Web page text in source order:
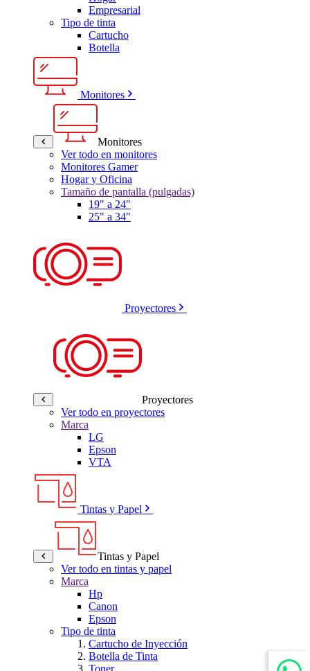
Empresarial
Tipo de tinta
Cartucho
Botella
Monitores
Monitores
Ver todo en monitores
Monitores Gamer
Hogar y Oficina
Tamaño de pantalla (pulgadas)
19" a 24"
25" a 34"
Proyectores
Proyectores
Ver todo en proyectores
Marca
LG
Epson
VTA
Tintas y Papel
Tintas y Papel
Ver todo en tintas y papel
Marca
Hp
Canon
Epson
Tipo de tinta
Cartucho de Inyección
Botella de Tinta
Toner